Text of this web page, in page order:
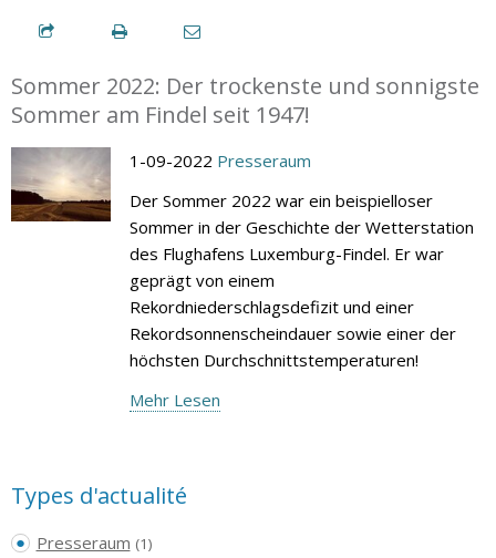
Sommer 2022: Der trockenste und sonnigste
Sommer am Findel seit 1947!
1-09-2022 Presseraum
Der Sommer 2022 war ein beispielloser
Sommer in der Geschichte der Wetterstation
des Flughafens Luxemburg-Findel. Er war
geprägt von einem
Rekordniederschlagsdefizit und einer
Rekordsonnenscheindauer sowie einer der
höchsten Durchschnittstemperaturen!
Mehr Lesen
Types d'actualité
Presseraum (1)